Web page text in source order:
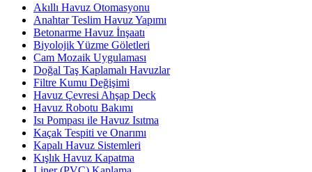
Akıllı Havuz Otomasyonu
Anahtar Teslim Havuz Yapımı
Betonarme Havuz İnşaatı
Biyolojik Yüzme Göletleri
Cam Mozaik Uygulaması
Doğal Taş Kaplamalı Havuzlar
Filtre Kumu Değişimi
Havuz Çevresi Ahşap Deck
Havuz Robotu Bakımı
Isı Pompası ile Havuz Isıtma
Kaçak Tespiti ve Onarımı
Kapalı Havuz Sistemleri
Kışlık Havuz Kapatma